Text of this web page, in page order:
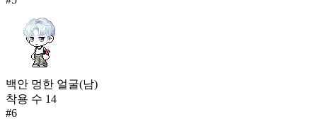
백안 멍한 얼굴(남)
착용 수 14
#6